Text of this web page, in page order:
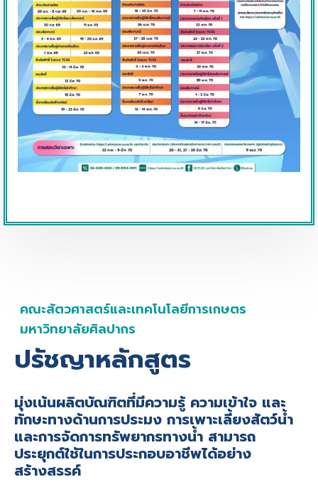
คณะสัตวศาสตร์และเทคโนโลยีการเกษตร
มหาวิทยาลัยศิลปากร
ปรัชญาหลักสูตร
มุ่งเน้นผลิตบัณฑิตที่มีความรู้ ความเข้าใจ และ
ทักษะทางด้านการประมง การเพาะเลี้ยงสัตว์น้ำ
และการจัดการทรัพยากรทางน้ำ สามารถ
ประยุกต์ใช้ในการประกอบอาชีพได้อย่าง
สร้างสรรค์